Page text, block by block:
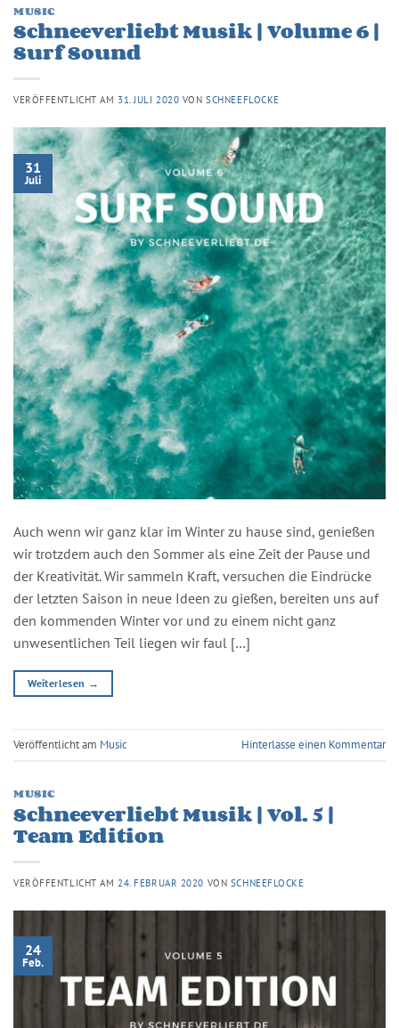
MUSIC
Schneeverliebt Musik | Volume 6 |
Surf Sound
VERÖFFENTLICHT AM 31. JULI 2020 VONSCHNEEFLOCKE
31
Juli
Auch wenn wir ganz klar im Winter zu hause sind, genießen
wir trotzdem auch den Sommer als eine Zeit der Pause und
der Kreativität. Wir sammeln Kraft, versuchen die Eindrücke
der letzten Saison in neue Ideen zu gießen, bereiten uns auf
den kommenden Winter vor und zu einem nicht ganz
unwesentlichen Teil liegen wir faul […]
Weiterlesen →
Veröffentlicht am Music Hinterlasse einen Kommentar
MUSIC
Schneeverliebt Musik | Vol. 5 |
Team Edition
VERÖFFENTLICHT AM24. FEBRUAR 2020 VON SCHNEEFLOCKE
24
Feb.